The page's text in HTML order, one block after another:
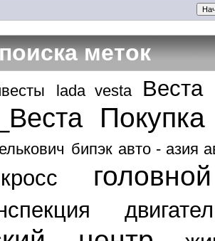
меток
lada vesta
бипэк авто - азия